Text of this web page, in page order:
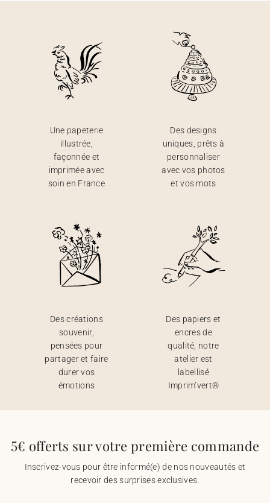
Une papeterie
illustrée,
façonnée et
imprimée avec
soin en France
Des designs
uniques, prêts à
personnaliser
avec vos photos
et vos mots
Des créations
souvenir,
pensées pour
partager et faire
durer vos
émotions
Des papiers et
encres de
qualité, notre
atelier est
labellisé
Imprim’vert®
5€ offerts sur votre première commande
Inscrivez-vous pour être informé(e) de nos nouveautés et
recevoir des surprises exclusives.